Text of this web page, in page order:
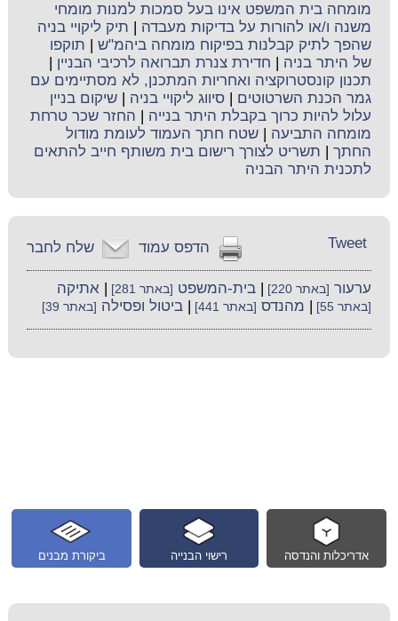
מומחה בית המשפט אינו בעל סמכות למנות מומחי
משנה ו/או להורות על בדיקות מעבדה
תיק ליקויי בניה
שהפך לתיק קבלנות בפיקוח מומחה ביהמ"ש
תוקפו
של היתר בניה
חדירת צנרת תברואה לרכיבי הבניין
תכנון קונסטרוקציה ואחריות המתכנן, לא מסתיימים עם
גמר הכנת השרטוטים |סיווג ליקויי בניה |שיקום בניין
עלול להיות כרוך בקבלת היתר בנייה
החזר שכר טרחת
מומחה התביעה |שטח חתך העמוד לעומת מודול
החתך
תשריט לצורך רישום בית משותף חייב להתאים
לתכנית היתר הבניה
שלח לחבר הדפס עמוד Tweet
ערעור [באתר 220] |בית-המשפט [באתר 281] |אתיקה
[באתר 55] מהנדס [באתר 441] |ביטול ופסילה [באתר 39]
ביקורת מבנים רישוי הבנייה אדריכלות והנדסה